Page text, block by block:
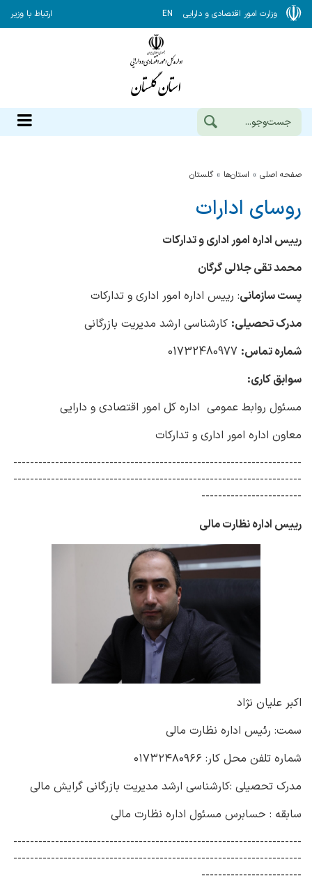
وزارت امور اقتصادی و دارایی EN ارتباط با وزیر
صفحه اصلی استان‌ها گلستان
روسای ادارات
رییس اداره امور اداری و تدارکات
محمد تقی جلالی گرگان
پست سازمانی: رییس اداره امور اداری و تدارکات
مدرک تحصیلی: کارشناسی ارشد مدیریت بازرگانی
شماره تماس:
سوابق کاری:
مسئول روابط عمومی اداره کل امور اقتصادی و دارایی
معاون اداره امور اداری و تدارکات
---------------------------------------------------------------------
---------------------------------------------------------------------
------------------------
رییس اداره نظارت مالی
اکبر علیان نژاد
سمت: رئیس اداره نظارت مالی
شماره تلفن محل کار: ۰۱۷۳۲۴۸۰۹۶۶
مدرک تحصیلی :کارشناسی ارشد مدیریت بازرگانی گرایش مالی
سابقه : حسابرس مسئول اداره نظارت مالی
---------------------------------------------------------------------
---------------------------------------------------------------------
------------------------